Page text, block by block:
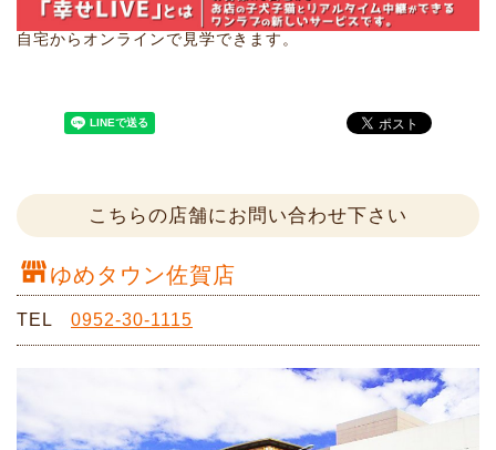
自宅からオンラインで見学できます。
こちらの店舗にお問い合わせ下さい
ゆめタウン佐賀店
TEL 0952-30-1115